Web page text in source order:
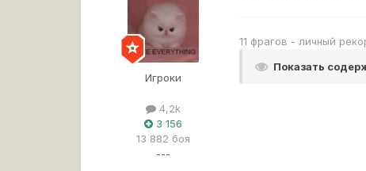
Игроки
4,2k
3 156
13 882 боя
---
11 фрагов - личный
Показать